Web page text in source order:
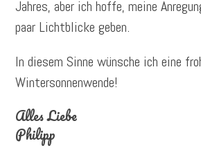
Jahres, aber ich hoffe, meine
paar Lichtblicke geben.
In diesem Sinne wünsche ich eine
Wintersonnenwende!
Alles Liebe
Philipp